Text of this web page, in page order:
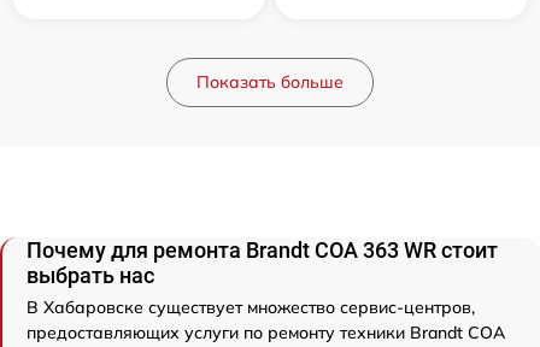
Показать больше
Почему для ремонта Brandt COA 363 WR стоит
выбрать нас
В Хабаровске существует множество сервис-центров,
предоставляющих услуги по ремонту техники Brandt COA